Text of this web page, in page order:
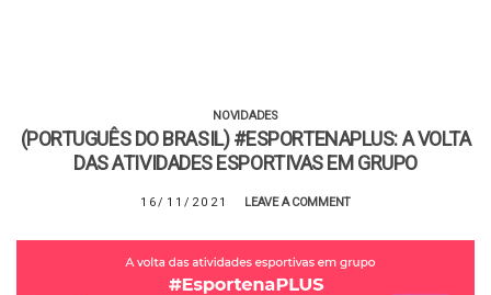
NOVIDADES
(PORTUGUÊS DO BRASIL) #ESPORTENAPLUS: A VOLTA
DAS ATIVIDADES ESPORTIVAS EM GRUPO
16/11/2021 LEAVE A COMMENT